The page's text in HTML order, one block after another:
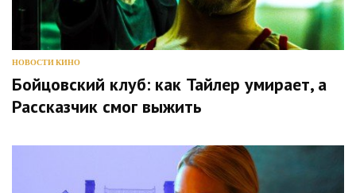
НОВОСТИ КИНО
Бойцовский клуб: как Тайлер умирает, а
Рассказчик смог выжить